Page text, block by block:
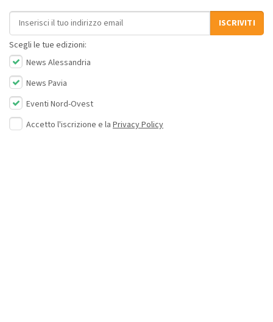
Indirizzo email
ISCRIVITI
Scegli le tue edizioni:
News Alessandria
News Pavia
Eventi Nord-Ovest
Accetto l'iscrizione e la Privacy Policy